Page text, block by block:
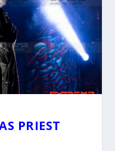
PRIEST